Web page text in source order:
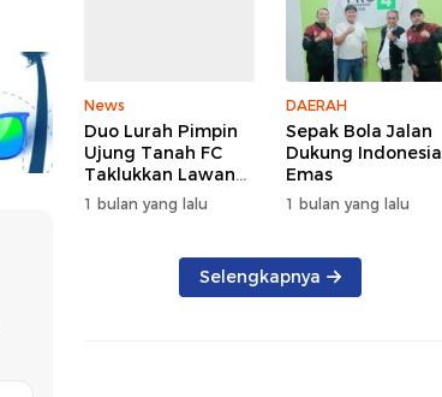
News
Duo Lurah Pimpin
Ujung Tanah FC
Taklukkan Lawan
dan Raih Gelar
1 bulan yang lalu
DAERAH
Sepak Bola Jalan
Dukung Indonesia
Emas
1 bulan yang lalu
Selengkapnya